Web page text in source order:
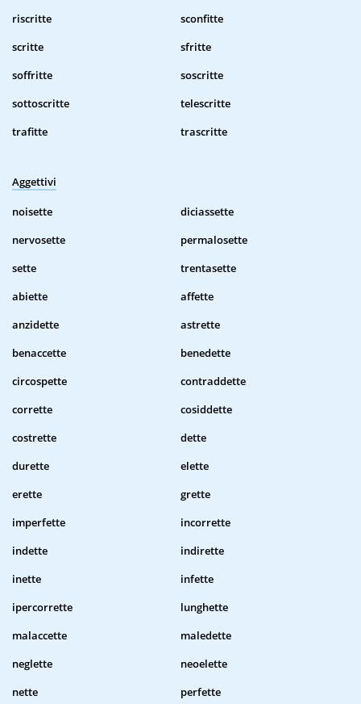
riscritte
sconfitte
scritte
sfritte
soffritte
soscritte
sottoscritte
telescritte
trafitte
trascritte
Aggettivi
noisette
diciassette
nervosette
permalosette
sette
trentasette
abiette
affette
anzidette
astrette
benaccette
benedette
circospette
contraddette
corrette
cosiddette
costrette
dette
durette
elette
erette
grette
imperfette
incorrette
indette
indirette
inette
infette
ipercorrette
lunghette
malaccette
maledette
neglette
neoelette
nette
perfette